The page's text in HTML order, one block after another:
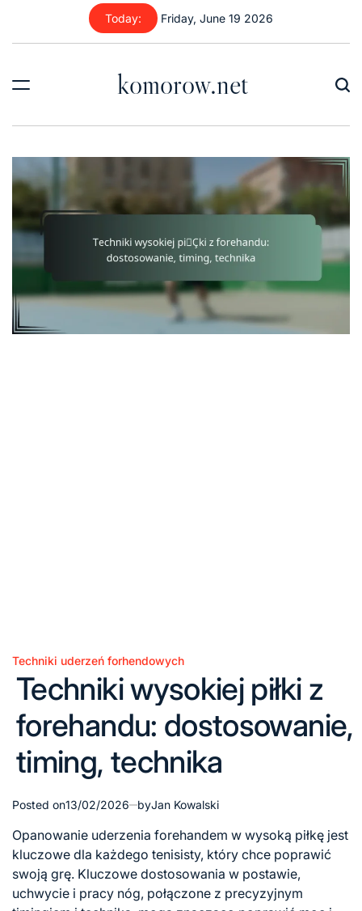
content
Today: Friday, June 19 2026
komorow.net
Posted
Techniki uderzeń forhendowych
Techniki wysokiej piłki z
forehandu: dostosowanie,
timing, technika
Posted on13/02/2026 byJan Kowalski
Opanowanie uderzenia forehandem w wysoką piłkę jest
kluczowe dla każdego tenisisty, który chce poprawić
swoją grę. Kluczowe dostosowania w postawie,
uchwycie i pracy nóg, połączone z precyzyjnym